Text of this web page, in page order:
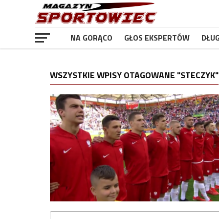
NA GORĄCO GŁOS EKSPERTÓW
WSZYSTKIE WPISY OTAGOWANE "STECZYK"